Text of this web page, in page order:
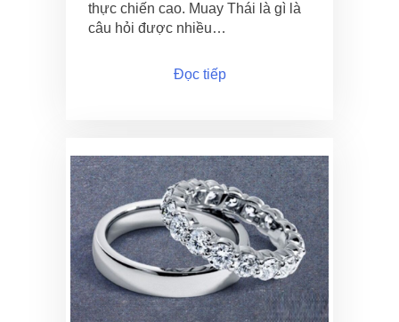
thực chiến cao. Muay Thái là gì là
câu hỏi được nhiều…
Đọc tiếp